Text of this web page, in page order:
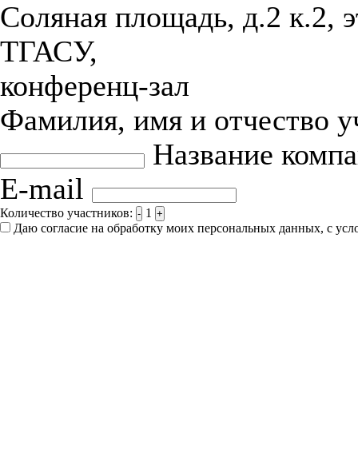
Соляная площадь, д.2 к.2,
ТГАСУ,
конференц-зал
Фамилия, имя и отчество
Название
E-mail
Количество участников: - 1 +
Даю согласие на обработку моих персональных данных, с